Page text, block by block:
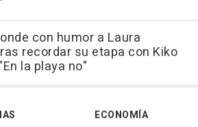
con humor a Laura
recordar su etapa con Kiko
la playa no"
ECONOMÍA